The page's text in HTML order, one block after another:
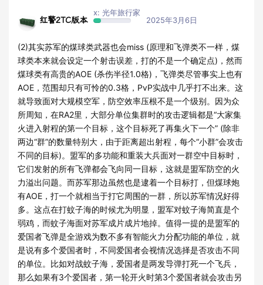
红警2TC版本
x: 光年旅行家
2025年3月6日
(2)其实苏军的煤球类武器也会miss (原理和飞弹类不一样，煤
球类本来就会设定一个射击误差，打的不是一个确定点)，然而
煤球类有高贵的AOE (杀伤半径1.0格)，飞弹类尽管事实上也有
AOE，范围却只有可怜的0.3格，PvP实战中几乎打不出来。这
就导致面对大规模空军，防空效率压根不是一个级别。因为众
所周知，在RA2里，大部分单位集群时的攻击逻辑都是“大家集
火进入射程的第一个目标，这个目标死了再集火下一个” (除非
两边“群”的数量特别大，由于距离超出射程，每个“小群”会攻击
不同的目标)。盟军的多功能和重装大兵面对一群空中目标时，
它们发射的所有飞弹都会飞向同一目标，这就是盟军防空的火
力溢出问题。而苏军那边虽然也是逮着一个目标打，但煤球炮
有AOE，打一个就相当于打它周围的一群，所以苏军情况好得
多。这点在打蚊子海的时候尤为明显，盟军对蚊子海简直是个
弱鸡，而蚊子海面对苏军成片成片地掉。值得一提的是盟军的
爱国者飞弹是全游戏为数不多有智能火力分配功能的单位，就
是说有多个爱国者时，不同爱国者会视情况选择是否攻击不同
的单位。比如对战蚊子海，爱国者是两发导弹打死一个飞兵，
那么如果有3个爱国者，第一轮开火时第3个爱国者就会攻击另